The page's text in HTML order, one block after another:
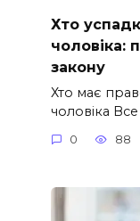
Хто
чоловіка:
закону
Хто має
чоловіка Все
0 88